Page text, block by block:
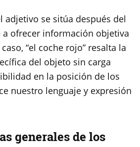
adjetivo se sitúa después del
a ofrecer información objetiva
“el coche rojo” resalta la
del objeto sin carga
en la posición de los
nuestro lenguaje y expresión
generales de los